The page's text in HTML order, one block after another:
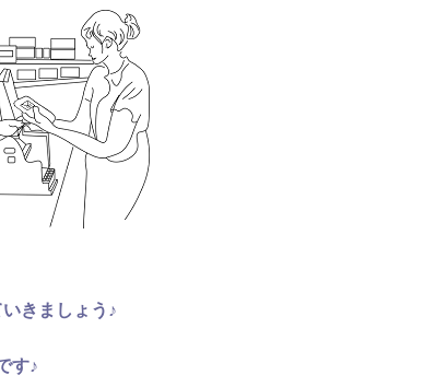
きましょう♪
す♪